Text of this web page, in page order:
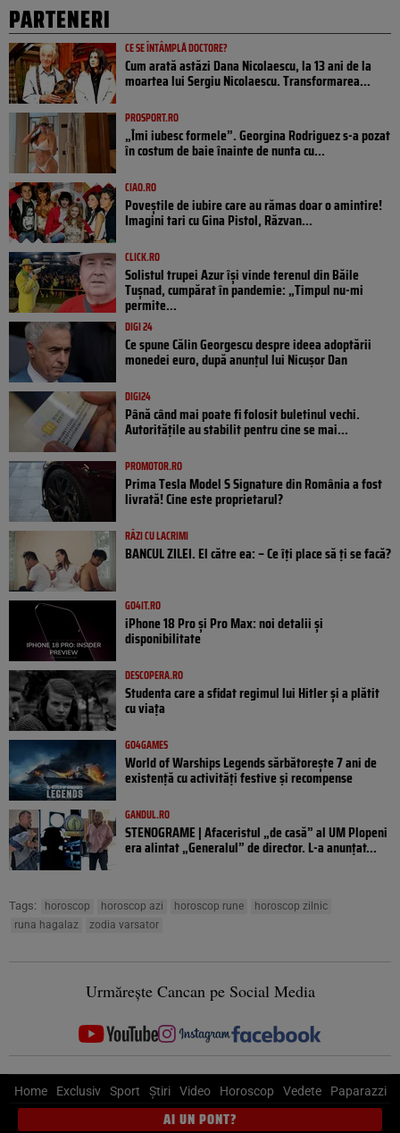
PARTENERI
CE SE ÎNTÂMPLĂ DOCTORE?
Cum arată astăzi Dana Nicolaescu, la 13 ani de la
moartea lui Sergiu Nicolaescu. Transformarea...
PROSPORT.RO
„Îmi iubesc formele”. Georgina Rodriguez s-a pozat
în costum de baie înainte de nunta cu...
CIAO.RO
Poveştile de iubire care au rămas doar o amintire!
Imagini tari cu Gina Pistol, Răzvan...
CLICK.RO
Solistul trupei Azur își vinde terenul din Băile
Tușnad, cumpărat în pandemie: „Timpul nu-mi
permite...
DIGI 24
Ce spune Călin Georgescu despre ideea adoptării
monedei euro, după anunțul lui Nicușor Dan
DIGI24
Până când mai poate fi folosit buletinul vechi.
Autoritățile au stabilit pentru cine se mai...
PROMOTOR.RO
Prima Tesla Model S Signature din România a fost
livrată! Cine este proprietarul?
RÂZI CU LACRIMI
BANCUL ZILEI. El către ea: – Ce îți place să ți se facă?
GO4IT.RO
iPhone 18 Pro și Pro Max: noi detalii și
disponibilitate
DESCOPERA.RO
Studenta care a sfidat regimul lui Hitler și a plătit
cu viața
GO4GAMES
World of Warships Legends sărbătorește 7 ani de
existență cu activități festive și recompense
GANDUL.RO
STENOGRAME | Afaceristul „de casă” al UM Plopeni
era alintat „Generalul” de director. L-a anunțat...
Tags: horoscop horoscop azi horoscop rune
horoscop zilnic
runa hagalaz
zodia varsator
Urmărește Cancan pe Social Media
Home Exclusiv Sport Știri Video Horoscop Vedete Paparazzi
AI UN PONT?